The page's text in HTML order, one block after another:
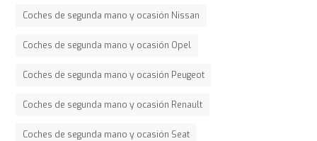
Coches de segunda mano y ocasión Nissan
Coches de segunda mano y ocasión Opel
Coches de segunda mano y ocasión Peugeot
Coches de segunda mano y ocasión Renault
Coches de segunda mano y ocasión Seat